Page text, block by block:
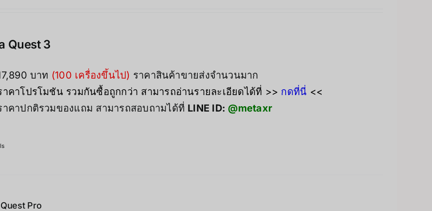
Quest 3
บาท (100 เครื่องขึ้นไป) ราคาสินค้าขายส่งจำนวนมาก
าคาโปรโมชัน รวมกันซื้อถูกกว่า สามารถอ่านรายละเอียดได้ที่ >> กดที่นี่ <<
าคาปกติรวมของแถม สามารถสอบถามได้ที่ LINE ID: @metaxr
Pro